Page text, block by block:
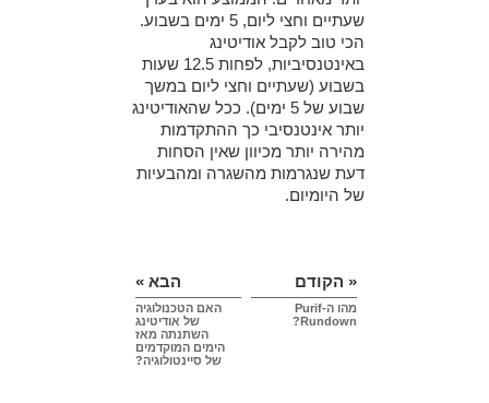
שעתיים וחצי ליום, 5 ימים בשבוע.
הכי טוב לקבל אודיטינג
באינטנסיביות, לפחות 12.5 שעות
בשבוע (שעתיים וחצי ליום במשך
שבוע של 5 ימים). ככל שהאודיטינג
יותר אינטנסיבי כך ההתקדמות
מהירה יותר מכיוון שאין הסחות
דעת שנגרמות מהשגרה ומהבעיות
של היומיום.
« הקודם
מהו ה-Purif
Rundown?
הבא »
האם הטכנולוגיה
של אודיטינג
השתנתה מאז
הימים המוקדמים
של סיינטולוגיה?